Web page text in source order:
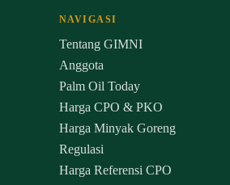
NAVIGASI
Tentang GIMNI
Anggota
Palm Oil Today
Harga CPO & PKO
Harga Minyak Goreng
Regulasi
Harga Referensi CPO